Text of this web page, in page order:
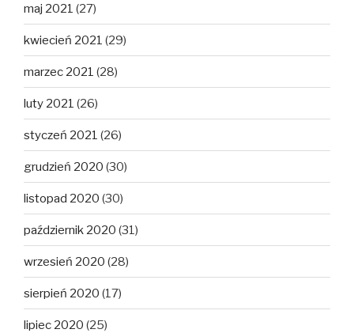
maj 2021 (27)
kwiecień 2021 (29)
marzec 2021 (28)
luty 2021 (26)
styczeń 2021 (26)
grudzień 2020 (30)
listopad 2020 (30)
październik 2020 (31)
wrzesień 2020 (28)
sierpień 2020 (17)
lipiec 2020 (25)